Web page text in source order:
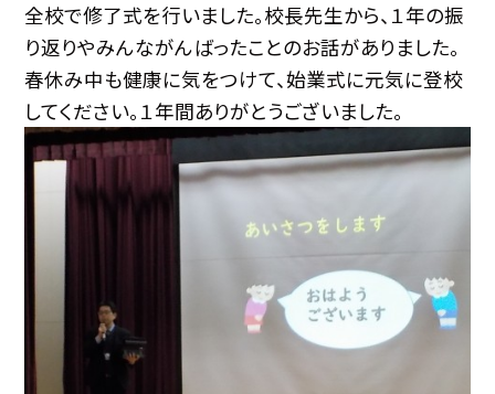
全校で修了式を行いました。校長先生から、１年の振
り返りやみんながんばったことのお話がありました。
春休み中も健康に気をつけて、始業式に元気に登校
してください。１年間ありがとうございました。